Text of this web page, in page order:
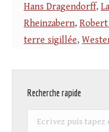
Hans Dragendorff,
Rheinzabern,
terre sigillée,
Recherche rapide
Recherche